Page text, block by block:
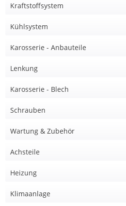
Kraftstoffsystem
Kühlsystem
Karosserie - Anbauteile
Lenkung
Karosserie - Blech
Schrauben
Wartung & Zubehör
Achsteile
Heizung
Klimaanlage